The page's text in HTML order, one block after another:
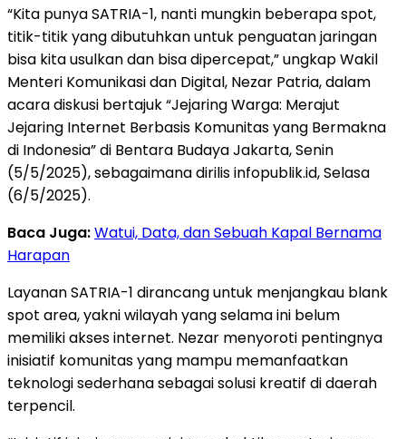
“Kita punya SATRIA-1, nanti mungkin beberapa spot,
titik-titik yang dibutuhkan untuk penguatan jaringan
bisa kita usulkan dan bisa dipercepat,” ungkap Wakil
Menteri Komunikasi dan Digital, Nezar Patria, dalam
acara diskusi bertajuk “Jejaring Warga: Merajut
Jejaring Internet Berbasis Komunitas yang Bermakna
di Indonesia” di Bentara Budaya Jakarta, Senin
(5/5/2025), sebagaimana dirilis infopublik.id, Selasa
(6/5/2025).
Baca Juga:Watui, Data, dan Sebuah Kapal Bernama
Harapan
Layanan SATRIA-1 dirancang untuk menjangkau blank
spot area, yakni wilayah yang selama ini belum
memiliki akses internet. Nezar menyoroti pentingnya
inisiatif komunitas yang mampu memanfaatkan
teknologi sederhana sebagai solusi kreatif di daerah
terpencil.